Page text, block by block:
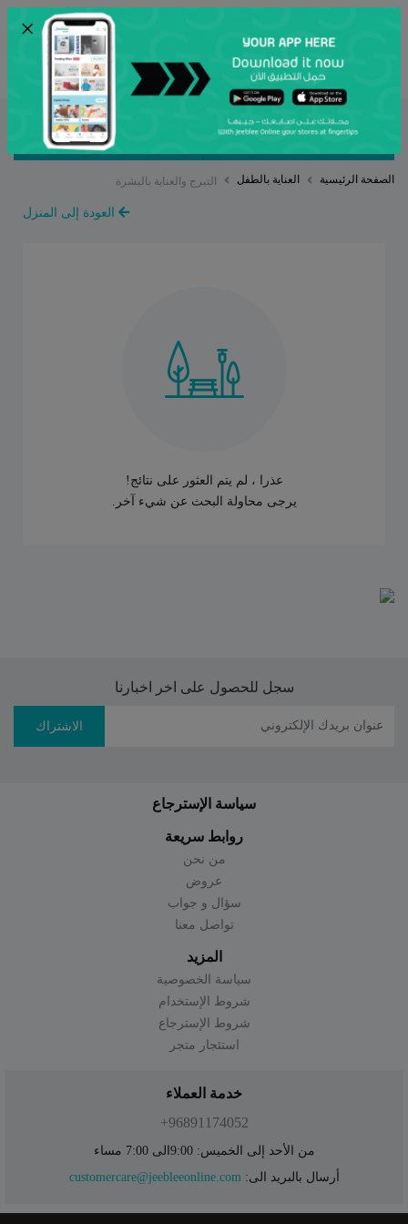
أرسل
ENG
مصنف بواسطة ترتيب حسب
الصفحة الرئيسية العناية بالطفل التبرج والعناية بالبشرة
العودة إلى المنزل
عذرا ، لم يتم العثور على نتائج!
يرجى محاولة البحث عن شيء آخر.
×
سجل للحصول على اخر اخبارنا
الاشتراك
سياسة الإسترجاع
روابط سريعة
من نحن
عروض
سؤال و جواب
تواصل معنا
المزيد
سياسة الخصوصية
شروط الإستخدام
شروط الإسترجاع
استئجار متجر
خدمة العملاء
96891174052+
من الأحد إلى الخميس: 9:00الى 7:00 مساء
أرسال بالبريد الى: customercare@jeebleeonline.com